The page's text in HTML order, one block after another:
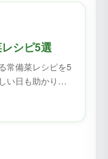
シピ5選
常備菜レシピを5
い日も助かりま